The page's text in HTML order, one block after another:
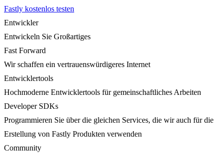
Fastly kostenlos testen
Entwickler
Entwickeln Sie Großartiges
Fast Forward
Wir schaffen ein vertrauenswürdigeres Internet
Entwicklertools
Hochmoderne Entwicklertools für gemeinschaftliches Arbeiten
Developer SDKs
Programmieren Sie über die gleichen Services, die wir auch für die
Erstellung von Fastly Produkten verwenden
Community